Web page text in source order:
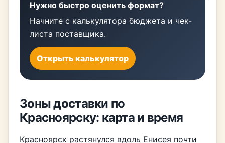
Нужно быстро оценить формат?
Начните с калькулятора бюджета и чек-
листа поставщика.
Открыть калькулятор
Зоны доставки по
Красноярску: карта и время
Красноярск растянулся вдоль Енисея почти